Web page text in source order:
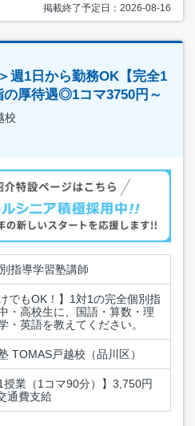
掲載終了予定日：2026-08-16
週1日から勤務OK【完全1
厚待遇◎1コマ3750円～
校
指導学習塾講師
でもOK！】1対1の完全個別指
・高校生に、国語・算数・理
・英語を教えてください。
TOMAS戸越校（品川区）
授業（1コマ90分）】3,750円
通費支給